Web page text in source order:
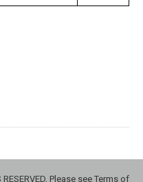
Please see Terms of